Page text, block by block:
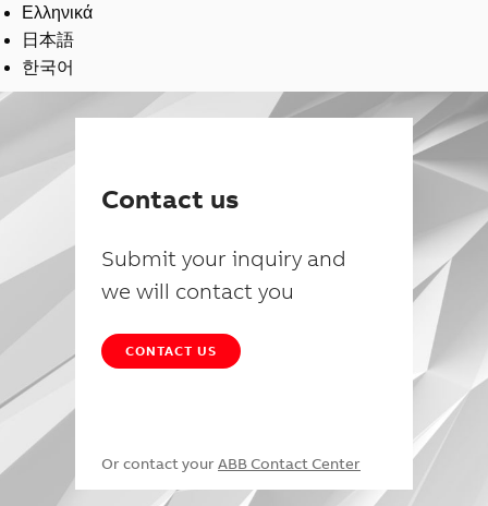
Ελληνικά
日本語
한국어
Contact us
Submit your inquiry and
we will contact you
CONTACT US
Or contact your ABB Contact Center